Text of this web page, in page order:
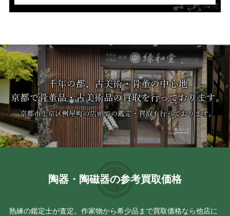
陶器・陶磁器の参考買取価格
熟練の鑑定士が査定。作家物から希少品まで買取価格なら他店に